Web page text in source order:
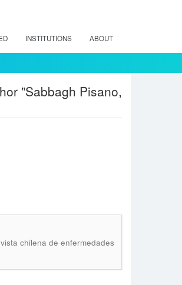
INSTITUTIONS ABOUT
"Sabbagh Pisano,
chilena de enfermedades